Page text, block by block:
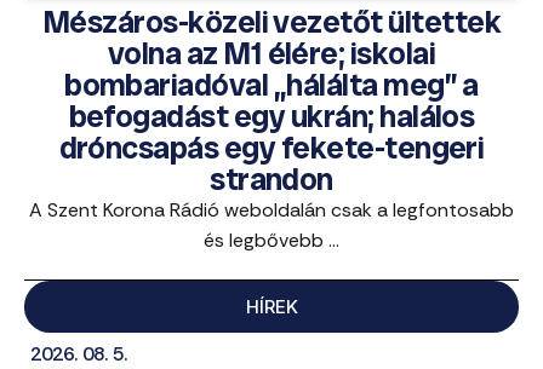
Mészáros-közeli vezetőt ültettek
volna az M1 élére; iskolai
bombariadóval „hálálta meg” a
befogadást egy ukrán; halálos
dróncsapás egy fekete-tengeri
strandon
A Szent Korona Rádió weboldalán csak a legfontosabb
és legbővebb ...
HÍREK
2026. 08. 5.